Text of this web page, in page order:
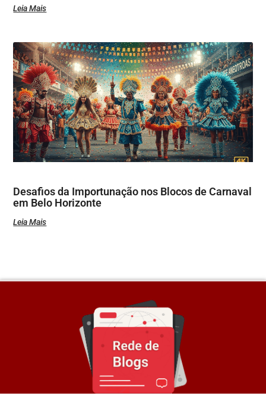
Leia Mais
Desafios da Importunação nos Blocos de Carnaval
em Belo Horizonte
Leia Mais